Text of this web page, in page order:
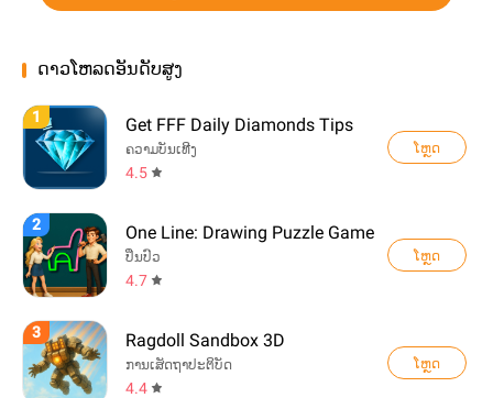
ດາວໂຫລດອັນດັບສູງ
1 Get FFF Daily Diamonds Tips
ຄວາມບັນເທີງ
4.5
ໂຫຼດ
2 One Line: Drawing Puzzle Game
ປິ່ນປົວ
4.7
ໂຫຼດ
3 Ragdoll Sandbox 3D
ການເສັດຖາປະຕິບັດ
4.4
ໂຫຼດ